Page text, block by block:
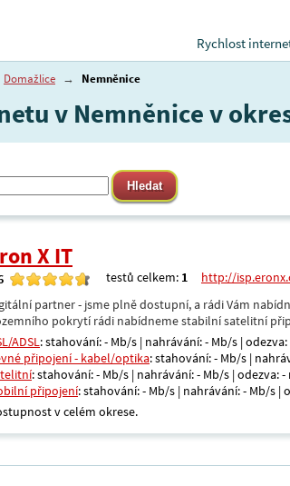
Rychlost
Domažlice → Nemněnice
v Nemněnice v
X IT
testů celkem: 1
http://
partner - jsme plně dostupní, a rádi Vám
pokrytí rádi nabídneme stabilní satelitní
ADSL: stahování: - Mb/s | nahrávání: - Mb/s | odezva:
připojení - kabel/optika: stahování: - Mb/s |
: stahování: - Mb/s | nahrávání: - Mb/s | odezva: -
připojení: stahování: - Mb/s | nahrávání: - Mb/s |
v celém okrese.